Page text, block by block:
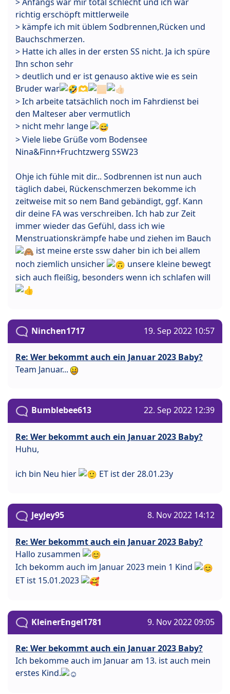
richtig erschöpft mittlerweile
> kämpfe ich mit üblem Sodbrennen,Rücken und
Bauchschmerzen.
> Hatte ich alles in der ersten SS nicht. Ja ich spüre
Ihn schon sehr
> deutlich und er ist genauso aktive wie es sein
Bruder war
🫶
> Ich arbeite tatsächlich noch im Fahrdienst bei
den Malteser aber vermutlich
> nicht mehr lange
> Viele liebe Grüße vom Bodensee
Nina&Finn+Fruchtzwerg SSW23
Ohje ich fühle mit dir... Sodbrennen ist nun auch
täglich dabei, Rückenschmerzen bekomme ich
zeitweise mit so nem Band gebändigt, ggf. Kann
dir deine FA was verschreiben. Ich hab zur Zeit
immer wieder das Gefühl, dass ich wie
Menstruationskrämpfe habe und ziehen im Bauch
ist meine erste ssw daher bin ich bei allem
noch ziemlich unsicher
unsere kleine bewegt
sich auch fleißig, besonders wenn ich schlafen will
Ninchen1717 19. Sep 2022 10:57
Re: Wer bekommt auch ein Januar 2023 Baby?
Team Januar...
Bumblebee613 22. Sep 2022 12:39
Re: Wer bekommt auch ein Januar 2023 Baby?
Huhu,
ich bin Neu hier ET ist der 28.01.23y
JeyJey95 8. Nov 2022 14:12
Re: Wer bekommt auch ein Januar 2023 Baby?
Hallo zusammen
Ich bekomm auch im Januar 2023 mein 1 Kind
ET ist 15.01.2023
KleinerEngel1781 9. Nov 2022 09:05
Re: Wer bekommt auch ein Januar 2023 Baby?
Ich bekomme auch im Januar am 13. ist auch mein
erstes Kind.